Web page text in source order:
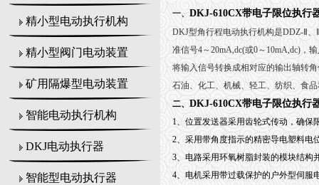
精小型电动执行机构
精小型阀门电动装置
矿用隔爆型电动装置
智能电动执行机构
DKJ电动执行器
智能型电动执行器
一、 DKJ-610CX带电子限位执行
DKJ型角行程电动执行机构是DDZ- 、
准信号4～20mA,dc(或0～ 10mA,dc) ，
将输入信号转换成相对应的输出轴转
石油、化工、机械、轻工、纺织、食
二、 DKJ-610CX带电子限位执行
1、 位置发送器采用齿轮式传动，确保
2、采用带角度指示的精密导电塑料电
3、电路采用环氧树脂封装的模块结构
4、电机采用带过载保护的户外型伺服